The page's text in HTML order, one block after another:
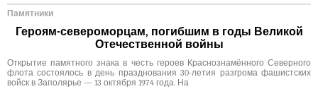
Памятники
Героям-североморцам, погибшим в годы Великой
Отечественной войны
Открытие памятного знака в честь героев Краснознамённого Северного
флота состоялось в день празднования 30-летия разгрома фашистских
войск в Заполярье — 13 октября 1974 года. На